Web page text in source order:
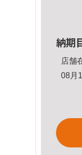
納期
店舗
08月